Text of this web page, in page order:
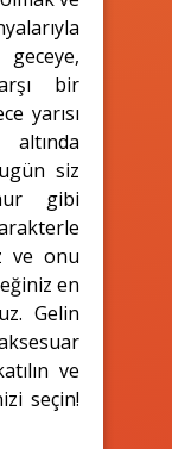
bir
yarısı
altında
siz
gibi
ve onu
en
Gelin
ve
seçin!